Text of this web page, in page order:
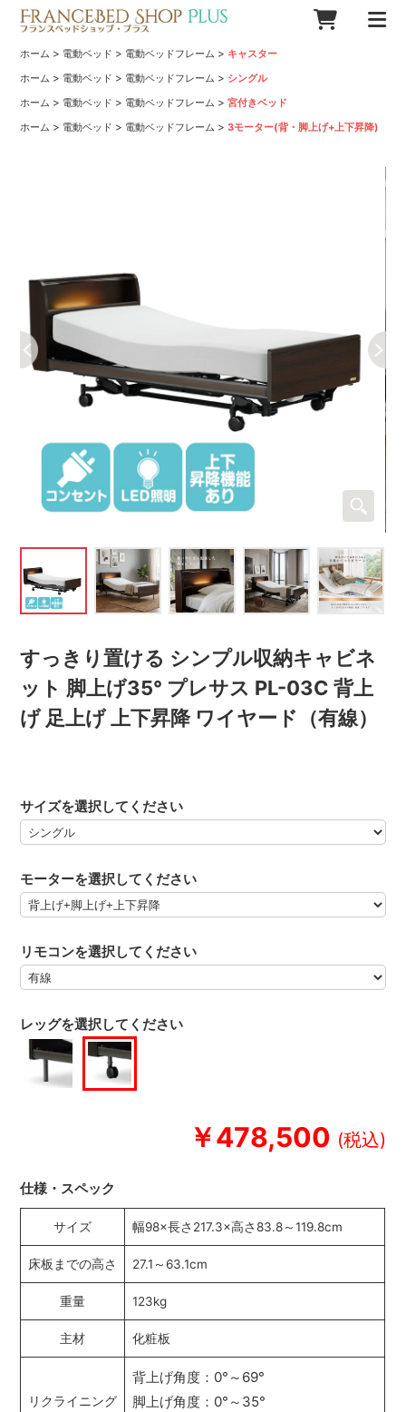
ホーム > 電動ベッド > 電動ベッドフレーム > キャスター
ホーム > 電動ベッド > 電動ベッドフレーム > シングル
ホーム > 電動ベッド > 電動ベッドフレーム >宮付きベッド
ホーム > 電動ベッド > 電動ベッドフレーム >3モーター(背・脚上げ+上下昇降)
すっきり置ける シンプル収納キャビネ
ット 脚上げ35° プレサス PL-03C 背上
げ 足上げ 上下昇降 ワイヤード（有線）
￥478,500
サイズを選択してください
モーターを選択してください
リモコンを選択してください
レッグを選択してください
仕様・スペック
サイズ 幅98×長さ217.3×高さ83.8～119.8cm
床板までの高さ 27.1～63.1cm
重量 123kg
主材 化粧板
リクライニング
背上げ角度：0°～69°
脚上げ角度：0°～35°